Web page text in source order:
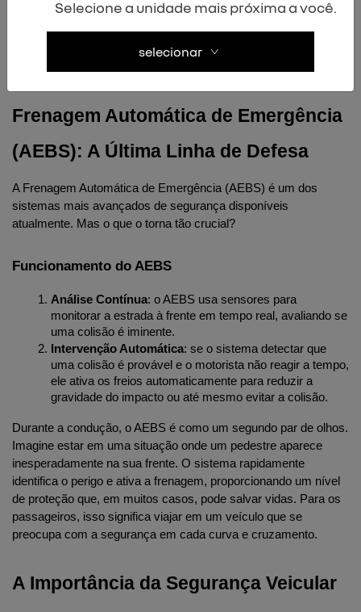
muitos motoristas podem ficar nervosos, temendo um
retrocesso indesejado. Com o HSA, você pode partir de uma
rampa com segurança, proporcionando não apenas confiança,
Frenagem Automática de Emergência
(AEBS): A Última Linha de Defesa
A Frenagem Automática de Emergência (AEBS) é um dos
sistemas mais avançados de segurança disponíveis
atualmente. Mas o que o torna tão crucial?
Funcionamento do AEBS
Análise Contínua: o AEBS usa sensores para
monitorar a estrada à frente em tempo real, avaliando se
uma colisão é iminente.
Intervenção Automática: se o sistema detectar que
uma colisão é provável e o motorista não reagir a tempo,
ele ativa os freios automaticamente para reduzir a
gravidade do impacto ou até mesmo evitar a colisão.
Durante a condução, o AEBS é como um segundo par de olhos.
Imagine estar em uma situação onde um pedestre aparece
inesperadamente na sua frente. O sistema rapidamente
identifica o perigo e ativa a frenagem, proporcionando um nível
de proteção que, em muitos casos, pode salvar vidas. Para os
passageiros, isso significa viajar em um veículo que se
preocupa com a segurança em cada curva e cruzamento.
A Importância da Segurança Veicular
Selecione a unidade mais próxima a você.
selecionar